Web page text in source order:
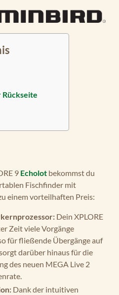
Rückseite
9 Echolot bekommst du
Fischfinder mit
einem vorteilhaften Preis:
Dein XPLORE
Zeit viele Vorgänge
für fließende Übergänge auf
darüber hinaus für die
des neuen MEGA Live 2
Dank der intuitiven